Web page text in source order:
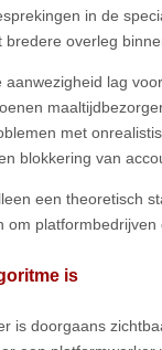
in de
bredere overleg
aanwezigheid lag
met
blokkering van
een theoretisch
om
is
is doorgaans